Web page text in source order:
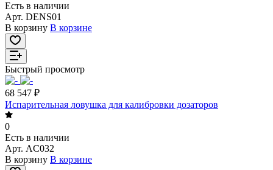
Есть в наличии
Арт. DENS01
В корзину В корзине
Быстрый просмотр
68 547 ₽
Испарительная ловушка для калибровки дозаторов
0
Есть в наличии
Арт. AC032
В корзину В корзине